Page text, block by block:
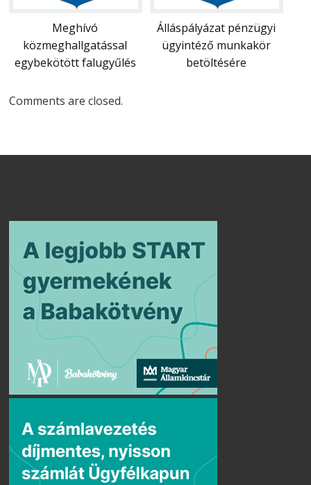
Meghívó
közmeghallgatással
egybekötött falugyűlés
Álláspályázat pénzügyi
ügyintéző munkakör
betöltésére
Comments are closed.